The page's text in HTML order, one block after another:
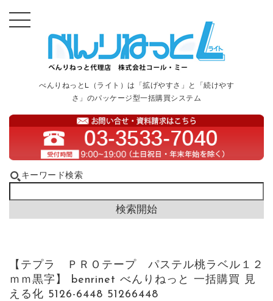
べんりねっとL（ライト）は「拡げやすさ」と「続けやす
さ」のパッケージ型一括購買システム
キーワード検索
【テプラ ＰＲＯテープ パステル桃ラベル１２
ｍｍ黒字】 benrinet べんりねっと 一括購買 見
える化 5126-6448 51266448